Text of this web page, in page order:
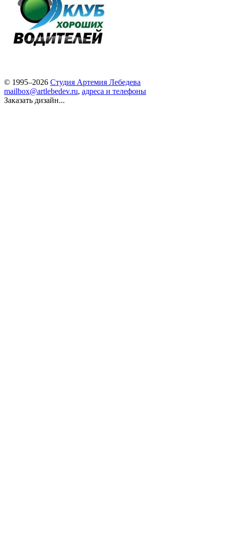
© 1995–2026 Студия Артемия Лебедева
mailbox@artlebedev.ru, адреса и телефоны
Заказать дизайн...